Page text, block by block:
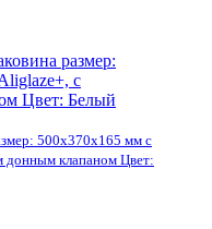
500х370х165 мм с
донным клапаном Цвет: